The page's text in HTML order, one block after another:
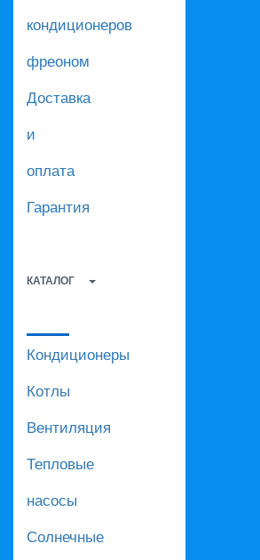
кондиционеров
фреоном
Доставка
и
оплата
Гарантия
КАТАЛОГ
Кондиционеры
Котлы
Вентиляция
Тепловые
насосы
Солнечные